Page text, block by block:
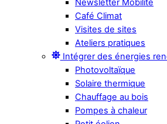
Café Climat
Visites de sites
Ateliers pratiques
Intégrer des énergies
Photovoltaïque
Solaire thermique
Chauffage au bois
Pompes à chaleur